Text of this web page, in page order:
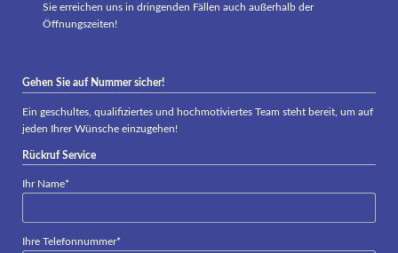
Sie erreichen uns in dringenden Fällen auch außerhalb der
Öffnungszeiten!
Gehen Sie auf Nummer sicher!
Ein geschultes, qualifiziertes und hochmotiviertes Team steht bereit, um auf
jeden Ihrer Wünsche einzugehen!
Rückruf Service
Pflichtfeld
Ihr Name*
Pflichtfeld
Ihre Telefonnummer*